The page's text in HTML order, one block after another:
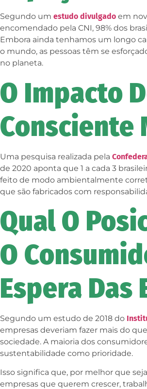
Segundo um estudo divulgado em
encomendado pela CNI, 98% dos
Embora ainda tenhamos um longo
o mundo, as pessoas têm se
no planeta.
O Impacto
Consciente
Uma pesquisa realizada pela
de 2020 aponta que 1 a cada 3
feito de modo ambientalmente
que são fabricados com
Qual O
O
Espera Das
Segundo um estudo de 2018 do
empresas deveriam fazer mais do
sociedade. A maioria dos
sustentabilidade como prioridade.
Isso significa que, por melhor que
empresas que querem crescer,